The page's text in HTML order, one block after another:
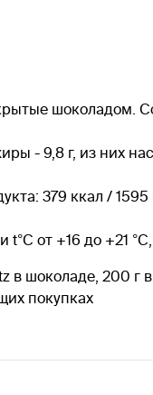
шоколадом.
- 9,8 г, из них
379 ккал /
от +16 до +21
шоколаде, 200 г
покупках